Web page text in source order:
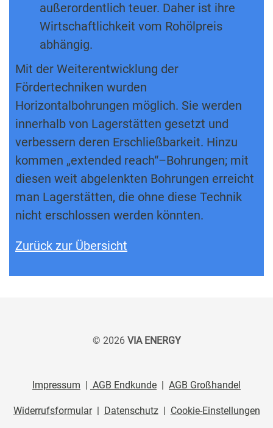
außerordentlich teuer. Daher ist ihre
Wirtschaftlichkeit vom Rohölpreis
abhängig.
Mit der Weiterentwicklung der
Fördertechniken wurden
Horizontalbohrungen möglich. Sie werden
innerhalb von Lagerstätten gesetzt und
verbessern deren Erschließbarkeit. Hinzu
kommen „extended reach“–Bohrungen; mit
diesen weit abgelenkten Bohrungen erreicht
man Lagerstätten, die ohne diese Technik
nicht erschlossen werden könnten.
Zurück zur Übersicht
© 2026 VIA ENERGY
Impressum AGB Endkunde AGB Großhandel
Widerrufsformular| Datenschutz Cookie-Einstellungen